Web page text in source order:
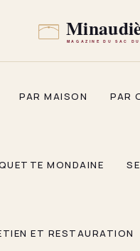
PAR MAISON PAR
MONDAINE
ET RESTAURATION